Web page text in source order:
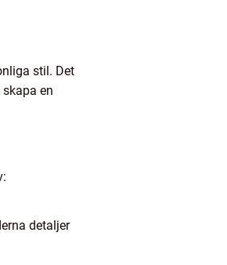
stil. Det
en
detaljer